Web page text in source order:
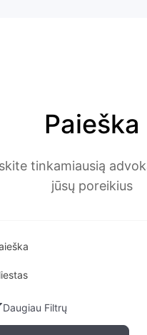
Paieška
tinkamiausią
jūsų poreikius
Daugiau Filtrų